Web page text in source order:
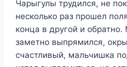
Чарыгулы трудился, не
несколько раз прошел
конца в другой и
заметно выпрямился,
счастливый, мальчишка